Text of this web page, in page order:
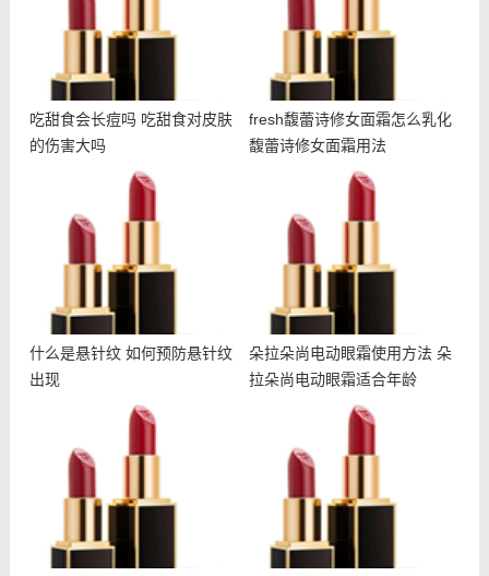
吃甜食会长痘吗 吃甜食对皮肤
的伤害大吗
fresh馥蕾诗修女面霜怎么乳化
馥蕾诗修女面霜用法
什么是悬针纹 如何预防悬
什么是悬针纹 如何预防悬针纹
出现
朵拉朵尚电动眼霜使用方法
朵拉朵尚电动眼霜使用方法 朵
拉朵尚电动眼霜适合年龄
悦木之源夜间畅饮面膜多少
雅诗兰黛智妍眼霜和小棕瓶